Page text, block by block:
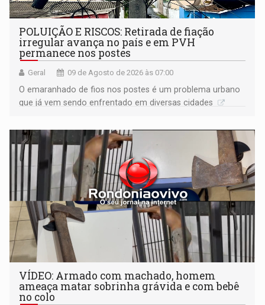
POLUIÇÃO E RISCOS: Retirada de fiação
irregular avança no país e em PVH
permanece nos postes
Geral 09 de Agosto de 2026 às 07:00
O emaranhado de fios nos postes é um problema urbano
que já vem sendo enfrentado em diversas cidades
VÍDEO: Armado com machado, homem
ameaça matar sobrinha grávida e com bebê
no colo